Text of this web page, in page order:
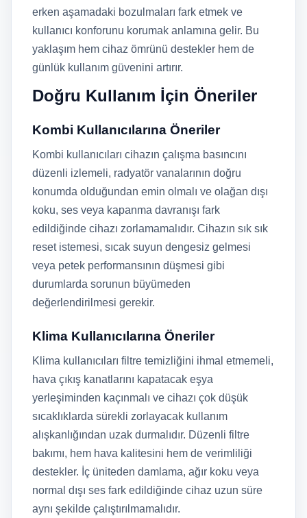
erken aşamadaki bozulmaları fark etmek ve
kullanıcı konforunu korumak anlamına gelir. Bu
yaklaşım hem cihaz ömrünü destekler hem de
günlük kullanım güvenini artırır.
Doğru Kullanım İçin Öneriler
Kombi Kullanıcılarına Öneriler
Kombi kullanıcıları cihazın çalışma basıncını
düzenli izlemeli, radyatör vanalarının doğru
konumda olduğundan emin olmalı ve olağan dışı
koku, ses veya kapanma davranışı fark
edildiğinde cihazı zorlamamalıdır. Cihazın sık sık
reset istemesi, sıcak suyun dengesiz gelmesi
veya petek performansının düşmesi gibi
durumlarda sorunun büyümeden
değerlendirilmesi gerekir.
Klima Kullanıcılarına Öneriler
Klima kullanıcıları filtre temizliğini ihmal etmemeli,
hava çıkış kanatlarını kapatacak eşya
yerleşiminden kaçınmalı ve cihazı çok düşük
sıcaklıklarda sürekli zorlayacak kullanım
alışkanlığından uzak durmalıdır. Düzenli filtre
bakımı, hem hava kalitesini hem de verimliliği
destekler. İç üniteden damlama, ağır koku veya
normal dışı ses fark edildiğinde cihaz uzun süre
aynı şekilde çalıştırılmamalıdır.